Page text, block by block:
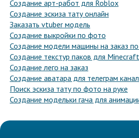
Создание арт-работ для Roblox
Создание эскиза тату онлайн
Заказать vtuber модель
Создание выкройки по фото
Создание модели машины на заказ
Создание текстур паков для
Создание лего на заказ
Создание аватара для телеграм
Поиск эскиза тату по фото на руке
Создание модельки гача для